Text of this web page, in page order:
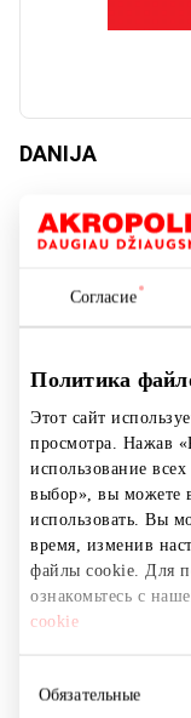
Согласие
Политика
Этот сайт
просмотра. Нажав
использование
выбор», вы можете
использовать. Вы
время, изменив
файлы cookie. Для
ознакомьтесь с
cookie
согласия
Обязательные
DANIJA